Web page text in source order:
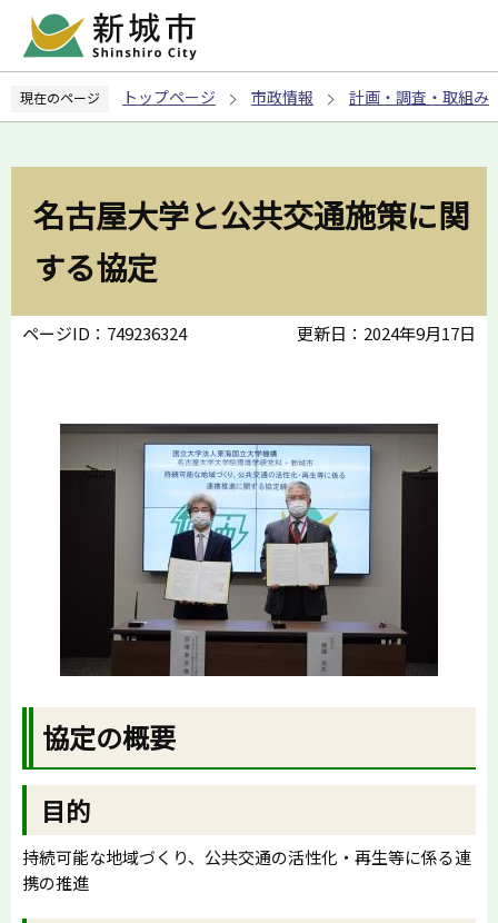
ペ
の
現在のページ トップページ 市政情報 計画・調査・取組み
名古屋大学と公共交通施策に関
する協定
ページID：749236324 更新日：2024年9月17日
協定の概要
目的
持続可能な地域づくり、公共交通の活性化・再生等に係る連
携の推進